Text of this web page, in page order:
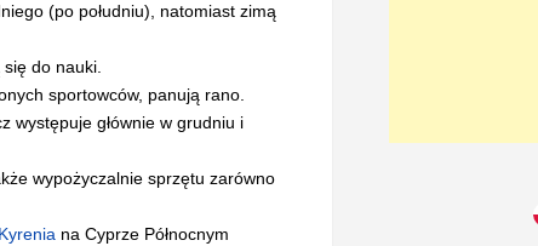
(po południu), natomiast zimą
do nauki.
sportowców, panują rano.
występuje głównie w grudniu i
wypożyczalnie sprzętu zarówno
Kyrenia na Cyprze Północnym